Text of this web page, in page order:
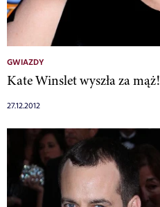
GWIAZDY
Kate Winslet wyszła za mąż!
27.12.2012